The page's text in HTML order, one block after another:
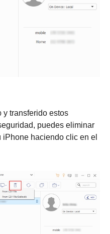
y transferido estos
puedes eliminar
haciendo clic en el